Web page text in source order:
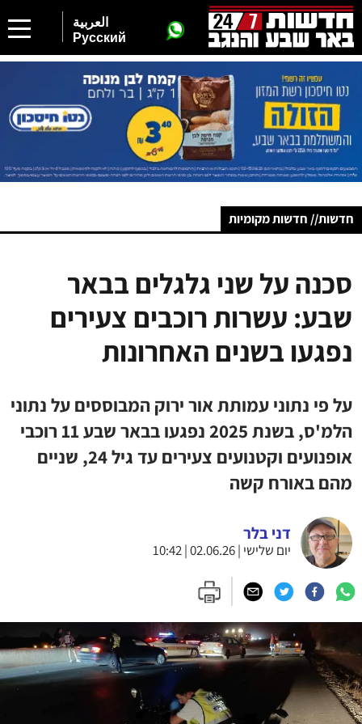
العربية
Русский
חדשות// חדשות מקומיות
סכנה על שני גלגלים בבאר
שבע: עשרות רוכבים צעירים
נפגעו בשנים האחרונות
על פי נתוני עמותת אור ירוק המבוססים על נתוני
הלמ'ס, בשנת 2025 נפגעו בבאר שבע 11 רוכבי
אופנועים וקטנועים צעירים עד גיל 24, שניים
מהם באורח קשה
דני בלר
יום שלישי | 02.06.26 | 10:42